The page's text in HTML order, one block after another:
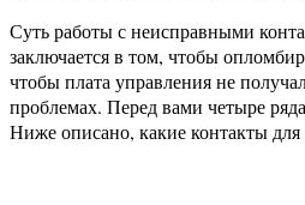
Суть работы с неисправными
заключается в том, чтобы
чтобы плата управления не
проблемах. Перед вами четыре
Ниже описано, какие контакты